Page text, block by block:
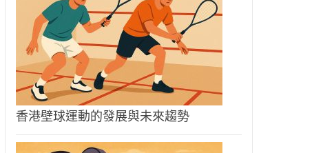
香港壁球運動的發展與未來趨勢